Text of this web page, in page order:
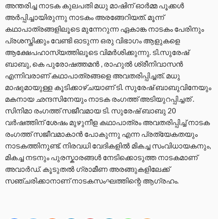
അന്തരിച്ച നാടക കുലപതി മധു മാഷിന് ഓർമ്മ പൂക്കൾ
അർപ്പിച്ചായിരുന്നു നാടകം അരങ്ങേറിയത്. മൂന്ന്
കഥാപാത്രങ്ങളിലൂടെ മുന്നേറുന്ന ഏകാങ്ക നാടകം പേരിനും
പ്രശസ്തിക്കും വേണ്ടി ഓടുന്ന ഒരു വിഭാഗം ആളുകളെ
ആക്ഷേപഹാസ്യത്തിലൂടെ വിമർശിക്കുന്നു. ടി.സുരേഷ്
ബാബു, കെ പുരോഷത്തമൻ , രാഹുൽ ശ്രീനിവാസൻ
എന്നിവരാണ് കഥാപാത്രങ്ങളെ അവതരിപ്പിച്ചത്. മധു
മാഷുമായുള്ള കൂടിക്കാഴ്ചയാണ് ടി. സുരേഷ് ബാബുവിനേയും
മകനായ ഛന്ദസിനേയും നാടക രംഗത്ത് അടിയുറപ്പിച്ചത് .
സിനിമാ രംഗത്ത് സജീവമായ ടി. സുരേഷ് ബാബു 20
വർഷത്തിന് ശേഷം മുഴുനീള കഥാപാത്രം അവതരിപ്പിച്ച് നാടക
രംഗത്ത് സജീവമാകാൻ പോകുന്നു എന്ന പ്രത്യേകതയും
നാടകത്തിനുണ്ട്. നിരവധി വേദികളിൽ മികച്ച സംവിധായകനും,
മികച്ച നടനും പുരസ്കാരങ്ങൾ നേടിക്കൊടുത്ത നാടകമാണ്
അവാർഡ്. കൂടുതൽ ഗ്രാമീണ അരങ്ങുകളിലേക്ക്
സഞ്ചരിക്കാനാണ് നാടകസംഘത്തിന്റെ ആഗ്രഹം.